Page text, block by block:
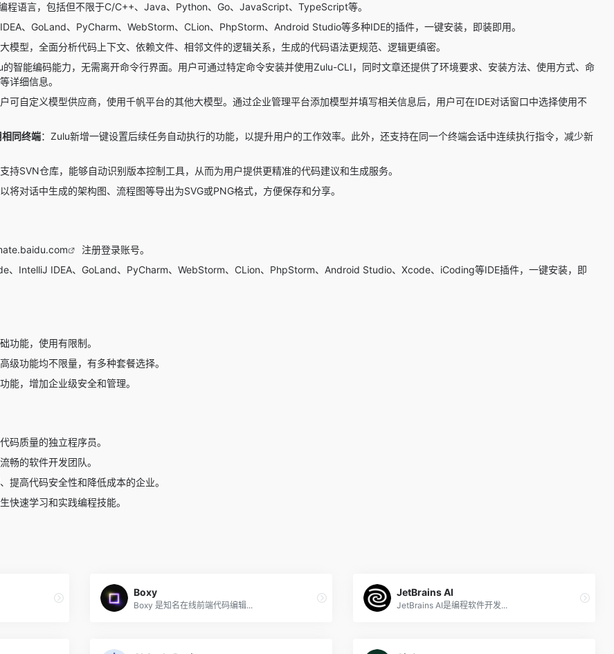
程语言，包括但不限于C/C++、Java、Python、Go、JavaScript、TypeScript等。
、GoLand、PyCharm、WebStorm、CLion、PhpStorm、Android Studio等多种IDE的插件，一键安装，即装即用。
模型，全面分析代码上下文、依赖文件、相邻文件的逻辑关系，生成的代码语法更规范、逻辑更缜密。
的智能编码能力，无需离开命令行界面。用户可通过特定命令安装并使用Zulu-CLI，同时文章还提供了环境要求、安装方法、使用方式、命
详细信息。
可自定义模型供应商，使用千帆平台的其他大模型。通过企业管理平台添加模型并填写相关信息后，用户可在IDE对话窗口中选择使用不
同终端：Zulu新增一键设置后续任务自动执行的功能，以提升用户的工作效率。此外，还支持在同一个终端会话中连续执行指令，减少新
持SVN仓库，能够自动识别版本控制工具，从而为用户提供更精准的代码建议和生成服务。
将对话中生成的架构图、流程图等导出为SVG或PNG格式，方便保存和分享。
注册登录账号。
、IntelliJ IDEA、GoLand、PyCharm、WebStorm、CLion、PhpStorm、Android Studio、Xcode、iCoding等IDE插件，一键安装，即
功能，使用有限制。
级功能均不限量，有多种套餐选择。
能，增加企业级安全和管理。
码质量的独立程序员。
畅的软件开发团队。
提高代码安全性和降低成本的企业。
快速学习和实践编程技能。
Boxy
Boxy 是知名在线前端代码编辑...
JetBrains AI
JetBrains AI是编程软件开发...